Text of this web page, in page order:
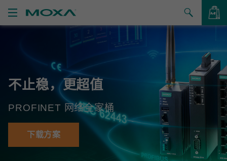
持
何购买
于我们
不止稳，更超值
PROFINET 网络全家桶
下载方案
查看询价